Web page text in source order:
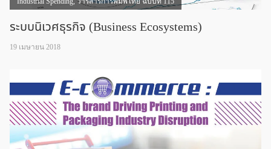
ระบบนิเวศธุรกิจ (Business Ecosystems)
19 เมษายน 2018